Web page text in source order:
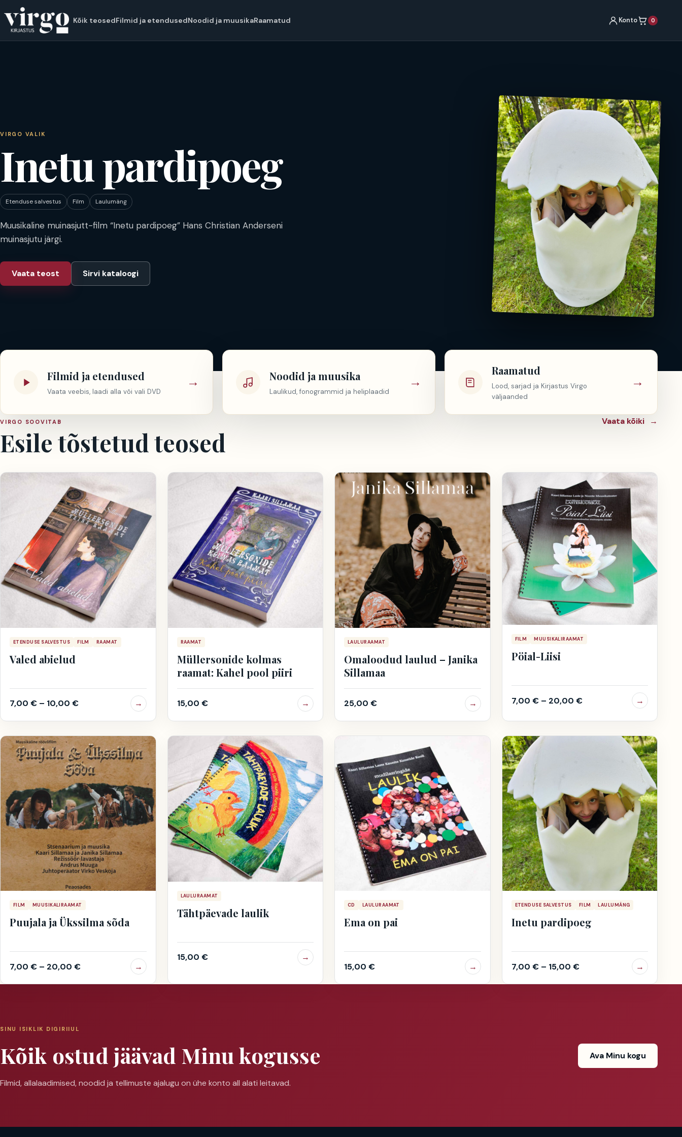
Kõik teosedFilmid ja etendusedNoodid ja muusikaRaamatud Konto 0
VIRGO VALIK
Inetu pardipoeg
Etenduse salvestus Film Laulumäng
Muusikaline muinasjutt-film “Inetu pardipoeg” Hans Christian Anderseni
muinasjutu järgi.
Vaata teost Sirvi kataloogi
Filmid ja etendused
Vaata veebis, laadi alla või vali DVD
→ Noodid ja muusika
Laulikud, fonogrammid ja heliplaadid
→
Raamatud
Lood, sarjad ja Kirjastus Virgo
väljaanded
→
VIRGO SOOVITAB
Esile tõstetud teosed
Vaata kõiki →
ETENDUSE SALVESTUS FILM RAAMAT
Valed abielud
7,00 € – 10,00 € →
RAAMAT
Müllersonide kolmas
raamat: Kahel pool piiri
15,00 € →
LAULURAAMAT
Omaloodud laulud – Janika
Sillamaa
25,00 € →
FILM MUUSIKALIRAAMAT
Pöial-Liisi
7,00 €– 20,00 € →
FILM MUUSIKALIRAAMAT
Puujala ja Ükssilma sõda
7,00 € – 20,00 € →
LAULURAAMAT
Tähtpäevade laulik
15,00 € →
CD LAULURAAMAT
Ema on pai
15,00 € →
ETENDUSE SALVESTUS FILM LAULUMÄNG
Inetu pardipoeg
7,00 €– 15,00 € →
SINU ISIKLIK DIGIRIIUL
Kõik ostud jäävad Minu kogusse
Filmid, allalaadimised, noodid ja tellimuste ajalugu on ühe konto all alati leitavad.
Ava Minu kogu